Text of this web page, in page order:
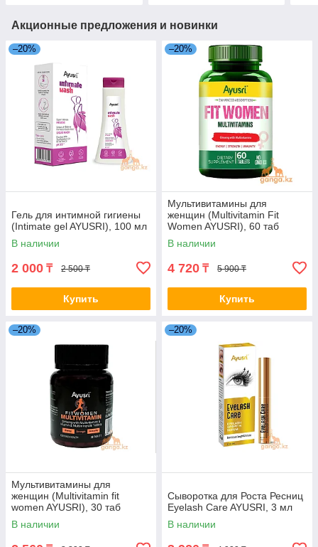
Акционные предложения и новинки
–20%
Гель для интимной гигиены
(Intimate gel AYUSRI), 100 мл
В наличии
2 000 ₸ 2 500 ₸
Купить
–20%
Мультивитамины для
женщин (Multivitamin Fit
Women AYUSRI), 60 таб
В наличии
4 720 ₸ 5 900 ₸
Купить
–20%
Мультивитамины для
женщин (Multivitamin fit
women AYUSRI), 30 таб
В наличии
–20%
Сыворотка для Роста Ресниц
Eyelash Care AYUSRI, 3 мл
В наличии